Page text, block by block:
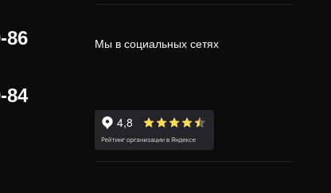
86
84
Мы в социальных сетях